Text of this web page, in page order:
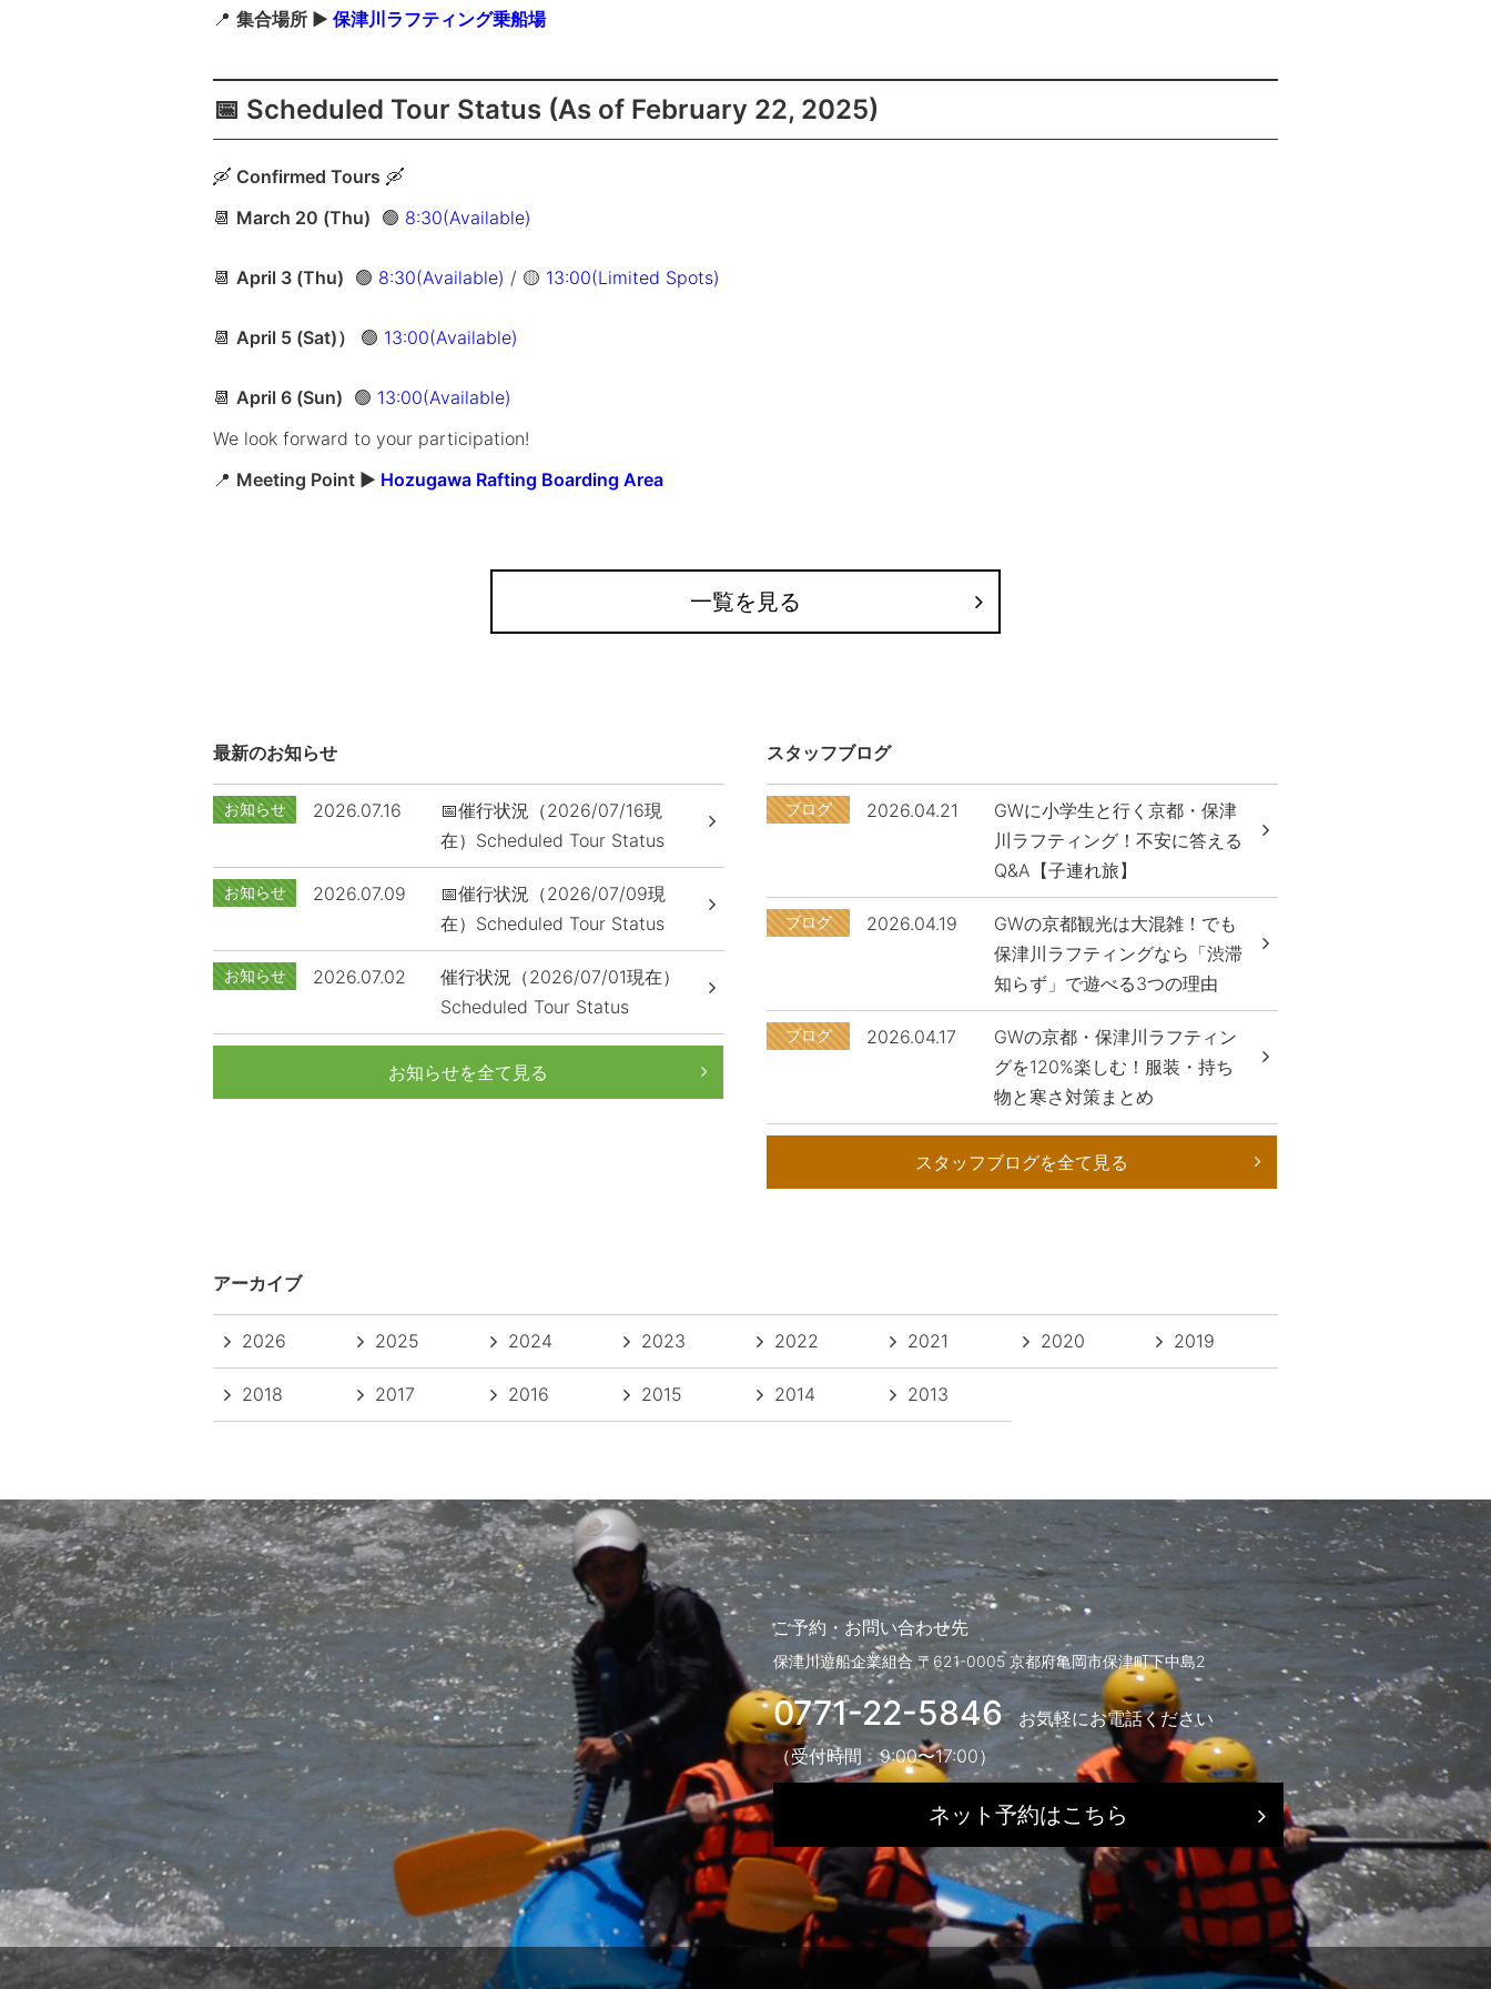
📍 集合場所 ▶ 保津川ラフティング乗船場
📅 Scheduled Tour Status (As of February 22, 2025)
🛶 Confirmed Tours 🛶
📆 March 20 (Thu) 🟢 8:30(Available)
📆 April 3 (Thu) 🟢 8:30(Available) / 🟡 13:00(Limited Spots)
📆 April 5 (Sat)） 🟢 13:00(Available)
📆 April 6 (Sun) 🟢 13:00(Available)
We look forward to your participation!
📍 Meeting Point ▶ Hozugawa Rafting Boarding Area
一覧を見る
最新のお知らせ
お知らせ 2026.07.16
📅催行状況（2026/07/16現
在）Scheduled Tour Status
お知らせ 2026.07.09
📅催行状況（2026/07/09現
在）Scheduled Tour Status
お知らせ 2026.07.02
催行状況（2026/07/01現在）
Scheduled Tour Status
お知らせを全て見る
スタッフブログ
ブログ 2026.04.21
GWに小学生と行く京都・保津
川ラフティング！不安に答える
Q&A【子連れ旅】
ブログ 2026.04.19
GWの京都観光は大混雑！でも
保津川ラフティングなら「渋滞
知らず」で遊べる3つの理由
ブログ 2026.04.17
GWの京都・保津川ラフティン
グを120%楽しむ！服装・持ち
物と寒さ対策まとめ
スタッフブログを全て見る
アーカイブ
2026 2025 2024 2023 2022 2021 2020 2019
2018 2017 2016 2015 2014 2013
ご予約・お問い合わせ先
保津川遊船企業組合 〒621-0005 京都府亀岡市保津町下中島2
0771-22-5846
お気軽にお電話ください
（受付時間 9:00〜17:00）
ネット予約はこちら